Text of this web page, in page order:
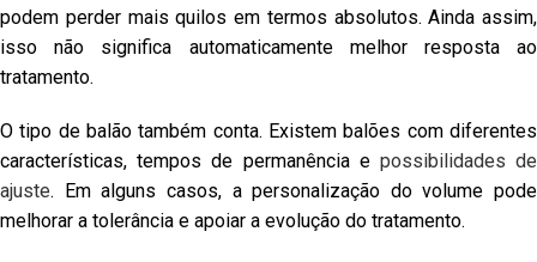
podem perder mais quilos em termos absolutos. Ainda assim,
isso não significa automaticamente melhor resposta ao
tratamento.
O tipo de balão também conta. Existem balões com diferentes
características, tempos de permanência e possibilidades de
ajuste. Em alguns casos, a personalização do volume pode
melhorar a tolerância e apoiar a evolução do tratamento.